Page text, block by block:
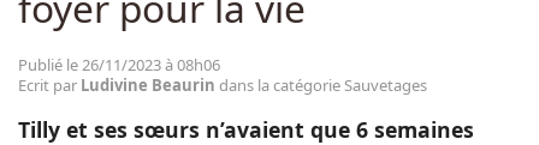
Publié le 26/11/2023 à 08h06
Ecrit par Ludivine Beaurin dans la catégorie Sauvetages
Tilly et ses sœurs n’avaient que 6 semaines